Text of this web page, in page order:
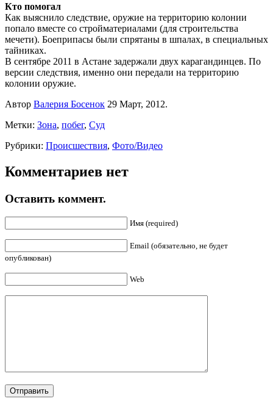
Кто помогал
Как выяснило следствие, оружие на территорию колонии
попало вместе со стройматериалами (для строительства
мечети). Боеприпасы были спрятаны в шпалах, в специальных
тайниках.
В сентябре 2011 в Астане задержали двух карагандинцев. По
версии следствия, именно они передали на территорию
колонии оружие.
Автор Валерия Босенок 29 Март, 2012.
Метки: Зона, побег, Суд
Рубрики: Происшествия, Фото/Видео
Комментариев нет
Оставить коммент.
Имя (required)
Email (обязательно, не будет
опубликован)
Web